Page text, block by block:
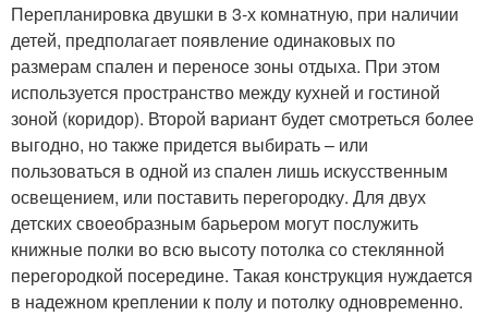
Перепланировка двушки в 3-х комнатную, при наличии
детей, предполагает появление одинаковых по
размерам спален и переносе зоны отдыха. При этом
используется пространство между кухней и гостиной
зоной (коридор). Второй вариант будет смотреться более
выгодно, но также придется выбирать – или
пользоваться в одной из спален лишь искусственным
освещением, или поставить перегородку. Для двух
детских своеобразным барьером могут послужить
книжные полки во всю высоту потолка со стеклянной
перегородкой посередине. Такая конструкция нуждается
в надежном креплении к полу и потолку одновременно.